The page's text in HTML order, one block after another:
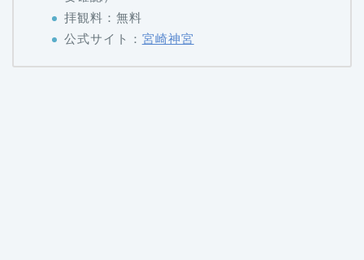
拝観料：無料
公式サイト： 宮崎神宮